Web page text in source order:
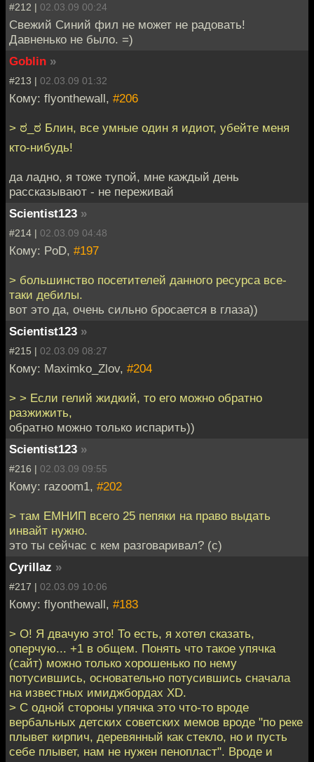
#212 | 02.03.09 00:24
Свежий Синий фил не может не радовать!
Давненько не было. =)
Goblin »
#213 | 02.03.09 01:32
Кому: flyonthewall, #206
> ಠ_ಠ Блин, все умные один я идиот, убейте меня
кто-нибудь!
да ладно, я тоже тупой, мне каждый день
рассказывают - не переживай
Scientist123 »
#214 | 02.03.09 04:48
Кому: PoD, #197
> большинство посетителей данного ресурса все-
таки дебилы.
вот это да, очень сильно бросается в глаза))
Scientist123 »
#215 | 02.03.09 08:27
Кому: Maximko_Zlov, #204
> > Если гелий жидкий, то его можно обратно
разжижить,
обратно можно только испарить))
Scientist123 »
#216 | 02.03.09 09:55
Кому: razoom1, #202
> там ЕМНИП всего 25 пепяки на право выдать
инвайт нужно.
это ты сейчас с кем разговаривал? (с)
Cyrillaz »
#217 | 02.03.09 10:06
Кому: flyonthewall, #183
> О! Я двачую это! То есть, я хотел сказать,
оперчую... +1 в общем. Понять что такое упячка
(сайт) можно только хорошенько по нему
потусившись, основательно потусившись сначала
на известных имиджбордах XD.
> С одной стороны упячка это что-то вроде
вербальных детских советских мемов вроде "по реке
плывет кирпич, деревянный как стекло, но и пусть
себе плывет, нам не нужен пенопласт". Вроде и